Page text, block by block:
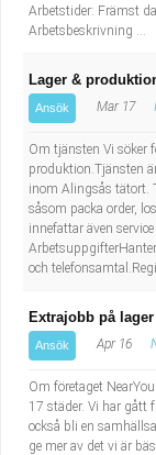
Naturbruk
Sanering
Socialt
Tekniskt
Transport
Taxiförare/
sekreterare
Informatör/
Brevbärare
Kock,
Arbetstider: Främst
Arbetsbeskrivning ...
Lager &
Ansök Mar 17
Om tjänsten Vi söker
produktion.Tjänsten
inom Alingsås tätort.
såsom packa order,
innefattar även
och
Extrajobb på
Ansök Apr 16
Om företaget
17 städer. Vi har gått
också bli en
ge mer av det vi är